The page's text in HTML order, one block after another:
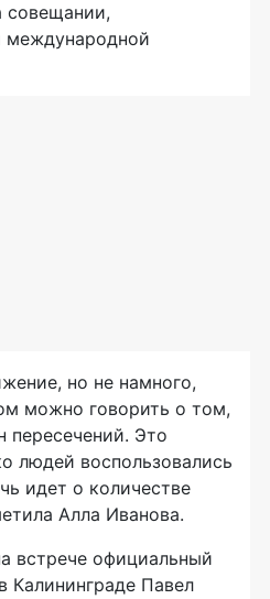
совещании,
международной
но не намного,
можно говорить о том,
пересечений. Это
людей воспользовались
идет о количестве
Алла Иванова.
встрече официальный
Калининграде Павел